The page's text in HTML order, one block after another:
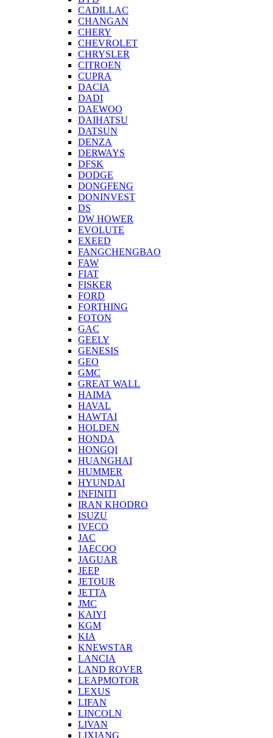
CADILLAC
CHANGAN
CHERY
CHEVROLET
CHRYSLER
CITROEN
CUPRA
DACIA
DADI
DAEWOO
DAIHATSU
DATSUN
DENZA
DERWAYS
DFSK
DODGE
DONGFENG
DONINVEST
DS
DW HOWER
EVOLUTE
EXEED
FANGCHENGBAO
FAW
FIAT
FISKER
FORD
FORTHING
FOTON
GAC
GEELY
GENESIS
GEO
GMC
GREAT WALL
HAIMA
HAVAL
HAWTAI
HOLDEN
HONDA
HONGQI
HUANGHAI
HUMMER
HYUNDAI
INFINITI
IRAN KHODRO
ISUZU
IVECO
JAC
JAECOO
JAGUAR
JEEP
JETOUR
JETTA
JMC
KAIYI
KGM
KIA
KNEWSTAR
LANCIA
LAND ROVER
LEAPMOTOR
LEXUS
LIFAN
LINCOLN
LIVAN
LIXIANG